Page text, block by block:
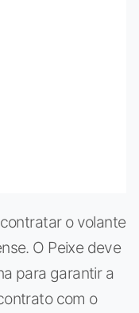
o volante
O Peixe deve
para garantir a
com o